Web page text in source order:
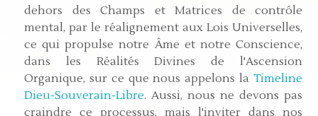
dehors des Champs et Matrices de contrôle
mental, par le réalignement aux Lois Universelles,
ce qui propulse notre Âme et notre Conscience,
dans les Réalités Divines de l'Ascension
Organique, sur ce que nous appelons la Timeline
Dieu-Souverain-Libre. Aussi, nous ne devons pas
craindre ce processus, mais l'inviter dans nos